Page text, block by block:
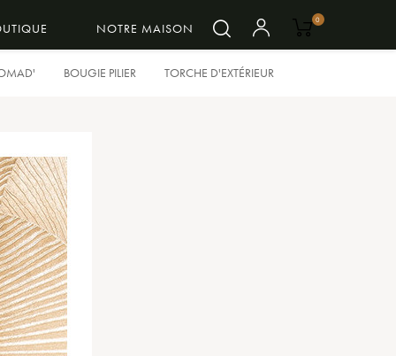
NOTRE MAISON
0
BOUGIE PILIER TORCHE D'EXTÉRIEUR